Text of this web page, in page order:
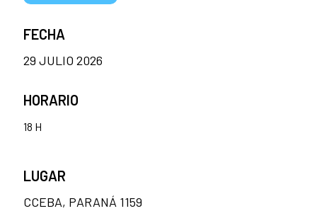
FECHA
29 JULIO 2026
HORARIO
18 H
LUGAR
CCEBA, PARANÁ 1159